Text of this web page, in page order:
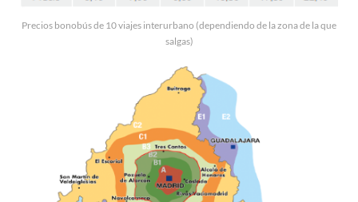
Precios bonobús de 10 viajes interurbano (dependiendo de la zona de la que
salgas)